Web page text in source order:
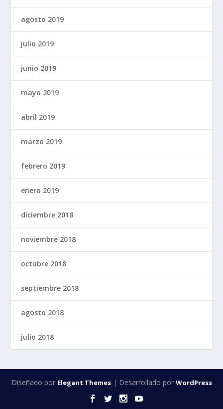
agosto 2019
julio 2019
junio 2019
mayo 2019
abril 2019
marzo 2019
febrero 2019
enero 2019
diciembre 2018
noviembre 2018
octubre 2018
septiembre 2018
agosto 2018
julio 2018
Diseñado por Elegant Themes| Desarrollado por WordPress